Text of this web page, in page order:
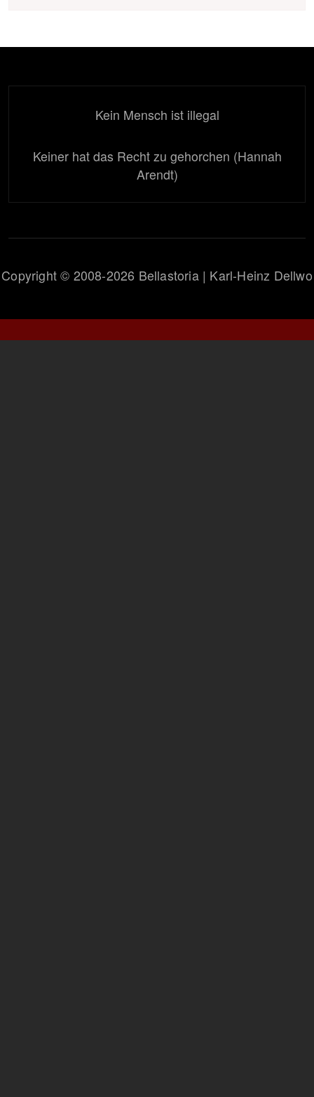
Kein Mensch ist illegal
Keiner hat das Recht zu gehorchen (Hannah
Arendt)
Copyright © 2008-2026 Bellastoria | Karl-Heinz Dellwo